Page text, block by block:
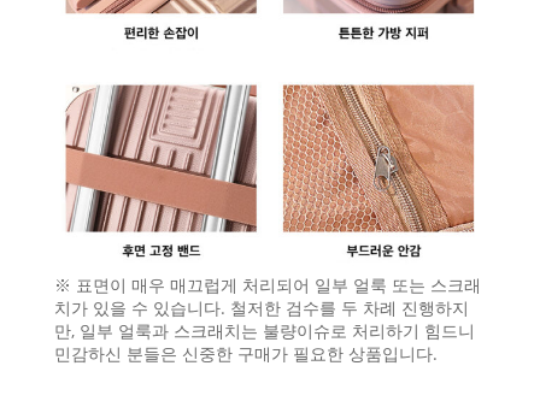
※ 표면이 매우 매끄럽게 처리되어 일부 얼룩 또는 스크래
치가 있을 수 있습니다. 철저한 검수를 두 차례 진행하지
만, 일부 얼룩과 스크래치는 불량이슈로 처리하기 힘드니
민감하신 분들은 신중한 구매가 필요한 상품입니다.